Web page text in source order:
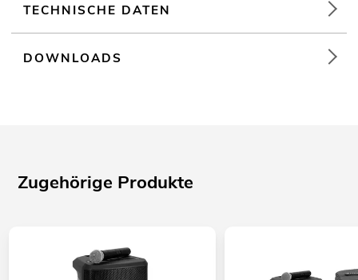
TECHNISCHE DATEN
DOWNLOADS
Zugehörige Produkte